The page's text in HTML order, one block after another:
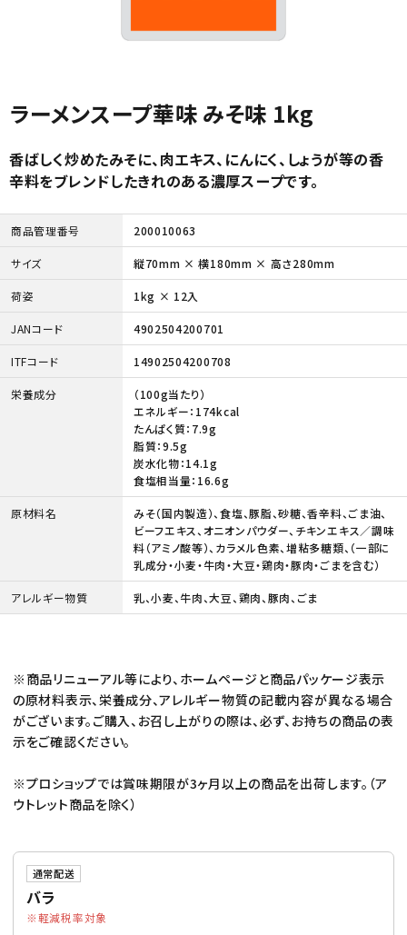
ラーメンスープ華味 みそ味 1kg
香ばしく炒めたみそに、肉エキス、にんにく、しょうが等の香
辛料をブレンドしたきれのある濃厚スープです。
商品管理番号 200010063
サイズ 縦70mm × 横180mm × 高さ280mm
荷姿 1kg × 12入
JANコード 4902504200701
ITFコード 14902504200708
栄養成分
（100g当たり）
エネルギー：174kcal
たんぱく質：7.9g
脂質：9.5g
炭水化物：14.1g
食塩相当量：16.6g
原材料名
みそ（国内製造）、食塩、豚脂、砂糖、香辛料、ごま油、
ビーフエキス、オニオンパウダー、チキンエキス／調味
料（アミノ酸等）、カラメル色素、増粘多糖類、（一部に
乳成分・小麦・牛肉・大豆・鶏肉・豚肉・ごまを含む）
アレルギー物質 乳、小麦、牛肉、大豆、鶏肉、豚肉、ごま
※商品リニューアル等により、ホームページと商品パッケージ表示
の原材料表示、栄養成分、アレルギー物質の記載内容が異なる場合
がございます。ご購入、お召し上がりの際は、必ず、お持ちの商品の表
示をご確認ください。
※プロショップでは賞味期限が3ヶ月以上の商品を出荷します。（ア
ウトレット商品を除く）
通常配送
バラ
軽減税率対象